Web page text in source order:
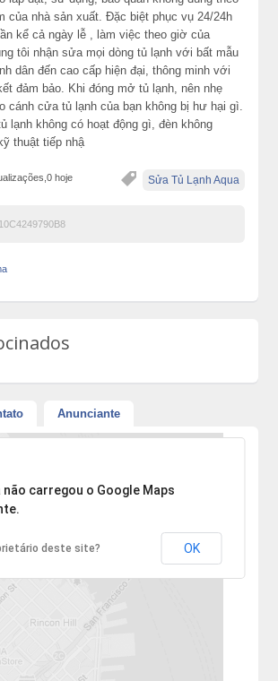
của nhà sản xuất. Đặc biệt phục vụ 24/24h
kể cả ngày lễ , làm việc theo giờ của
tôi nhận sửa mọi dòng tủ lạnh với bất mẫu
dân đến cao cấp hiện đại, thông minh với
đảm bảo. Khi đóng mở tủ lạnh, nên nhẹ
cánh cửa tủ lạnh của bạn không bị hư hại gì.
lạnh không có hoạt động gì, đèn không
thuật tiếp nhậ
Sửa Tủ Lạnh Aqua
hoje
Anunciante
o endereço não pôde ser encontrado.
não carregou o Google Maps
deste site? OK